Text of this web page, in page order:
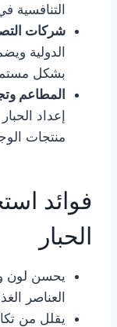
التنافسية
شركات
الدولية
بشكل
المطاعم
إعداد
منتجات
فوائد
الحبار
يحسن لون
العناصر
يقلل من